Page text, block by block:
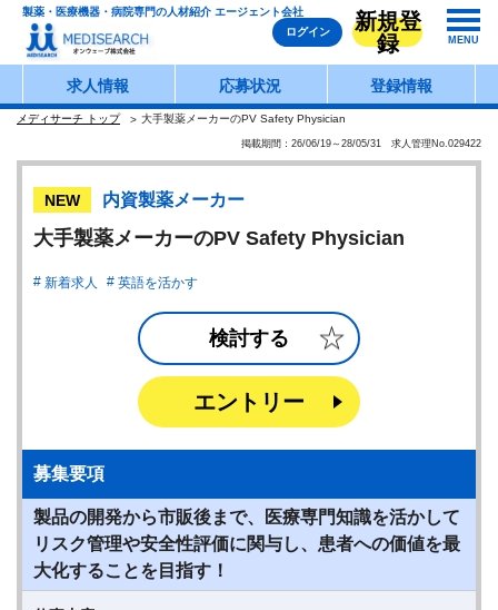
製薬・医療機器・病院専門の人材紹介 エージェント会社
ログイン
新規登
録
MENU
求人情報 応募状況 登録情報
メディサーチ トップ 大手製薬メーカーのPV Safety Physician
掲載期間：26/06/19～28/05/31 求人管理No.029422
NEW 内資製薬メーカー
大手製薬メーカーのPV Safety Physician
新着求人 英語を活かす
検討する
エントリー
募集要項
製品の開発から市販後まで、医療専門知識を活かして
リスク管理や安全性評価に関与し、患者への価値を最
大化することを目指す！